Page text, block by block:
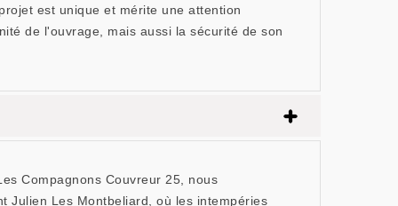
est unique et mérite une attention
de l'ouvrage, mais aussi la sécurité de son
Compagnons Couvreur 25, nous
Julien Les Montbeliard, où les intempéries